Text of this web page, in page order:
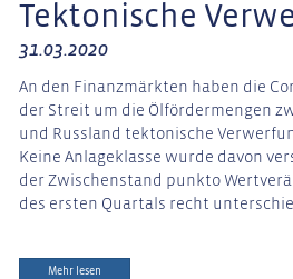
Tektonische
31.03.2020
An den Finanzmärkten haben die
der Streit um die Ölfördermengen
und Russland tektonische
Keine Anlageklasse wurde davon
der Zwischenstand punkto
des ersten Quartals recht
Mehr lesen